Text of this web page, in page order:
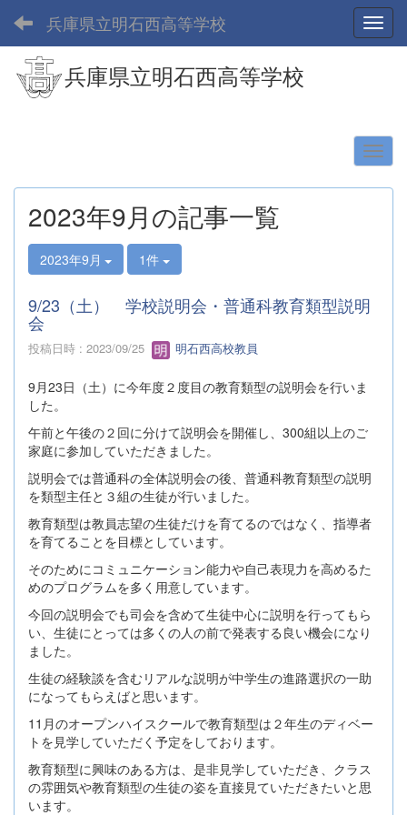
兵庫県立明石西高等学校
兵庫県立明石西高等学校
2023年9月の記事一覧
2023年9月 1件
9/23（土） 学校説明会・普通科教育類型説明
会
投稿日時 : 2023/09/25 明石西高校教員
9月23日（土）に今年度２度目の教育類型の説明会を行いま
した。
午前と午後の２回に分けて説明会を開催し、300組以上のご
家庭に参加していただきました。
説明会では普通科の全体説明会の後、普通科教育類型の説明
を類型主任と３組の生徒が行いました。
教育類型は教員志望の生徒だけを育てるのではなく、指導者
を育てることを目標としています。
そのためにコミュニケーション能力や自己表現力を高めるた
めのプログラムを多く用意しています。
今回の説明会でも司会を含めて生徒中心に説明を行ってもら
い、生徒にとっては多くの人の前で発表する良い機会になり
ました。
生徒の経験談を含むリアルな説明が中学生の進路選択の一助
になってもらえばと思います。
11月のオープンハイスクールで教育類型は２年生のディベー
トを見学していただく予定をしております。
教育類型に興味のある方は、是非見学していただき、クラス
の雰囲気や教育類型の生徒の姿を直接見ていただきたいと思
います。